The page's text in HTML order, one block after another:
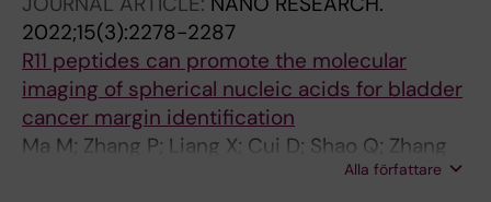
2022;15(3):2278-2287
R11 peptides can promote the molecular
imaging of spherical nucleic acids for bladder
cancer margin identification
Ma M; Zhang P; Liang X; Cui D; Shao Q; Zhang
H; Zhang M; Yang T; Wang L; Zhang N; Jing M;
Alla författare